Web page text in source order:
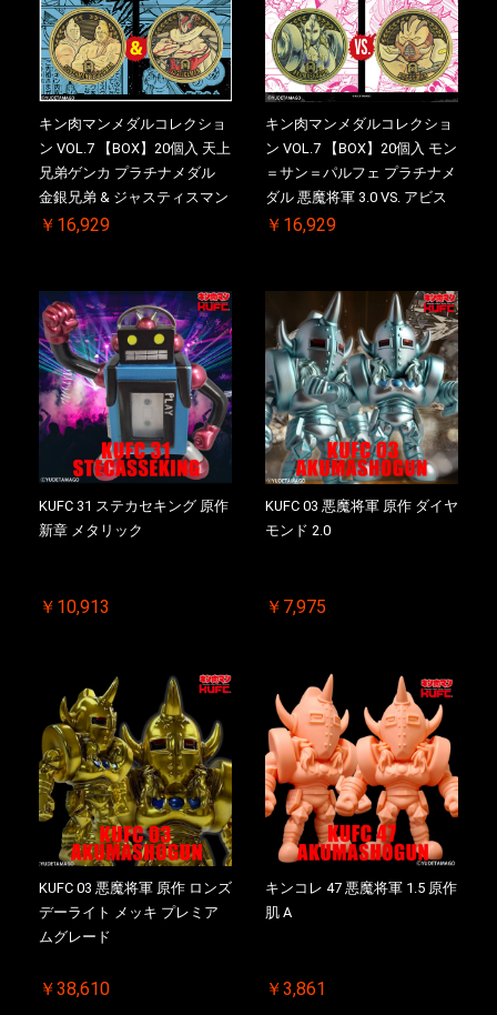
キン肉マンメダルコレクショ
ン VOL.7 【BOX】20個入 天上
兄弟ゲンカ プラチナメダル
金銀兄弟 & ジャスティスマン
2.0 初回シリアルNO.入 ケース
￥16,929
キン肉マンメダルコレクショ
ン VOL.7 【BOX】20個入 モン
＝サン＝パルフェ プラチナメ
ダル 悪魔将軍 3.0 VS. アビス
マン 初回シリアルNO.入 ケー
￥16,929
KUFC 31 ステカセキング 原作
新章 メタリック
￥10,913
KUFC 03 悪魔将軍 原作 ダイヤ
モンド 2.0
￥7,975
KUFC 03 悪魔将軍 原作 ロンズ
デーライト メッキ プレミア
ムグレード
￥38,610
キンコレ 47 悪魔将軍 1.5 原作
肌 A
￥3,861